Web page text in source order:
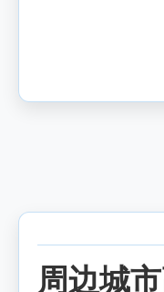
周边城